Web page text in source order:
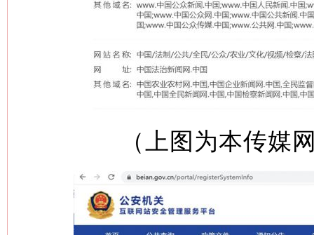
（上图为本传媒